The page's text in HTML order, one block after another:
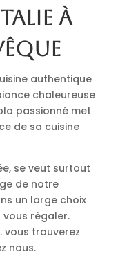
à
authentique
chaleureuse
passionné met
de sa cuisine
se veut surtout
de notre
un large choix
régaler.
vous trouverez
nous.